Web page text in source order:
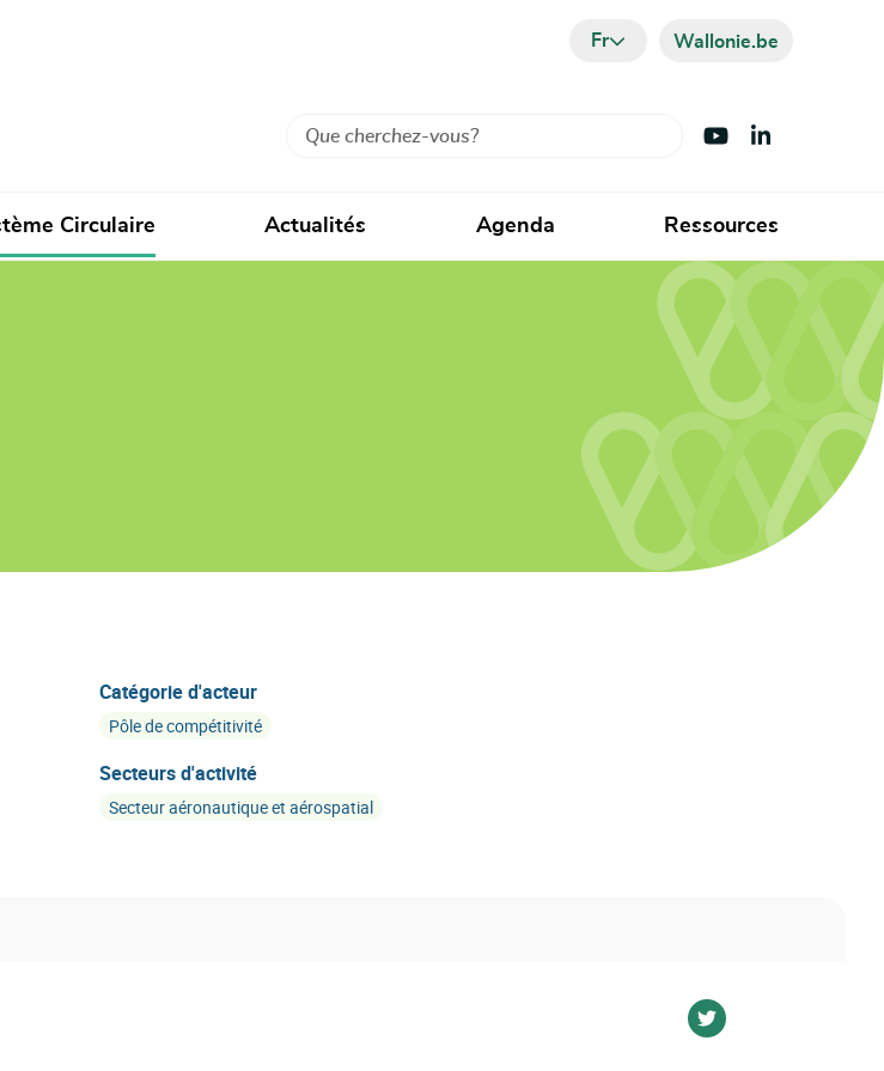
Fr Wallonie.be
Rechercher Visiter Youtube
Visiter LinkedIn
Circulaire Actualités Agenda Ressources
Catégorie d'acteur
Pôle de compétitivité
Secteurs d'activité
Secteur aéronautique et aérospatial
Voir sur twitter